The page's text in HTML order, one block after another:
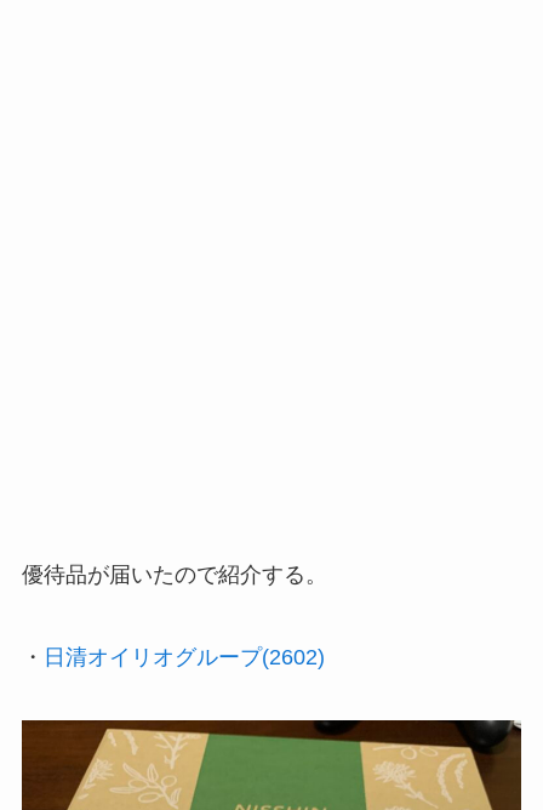
優待品が届いたので紹介する。
・ 日清オイリオグループ(2602)